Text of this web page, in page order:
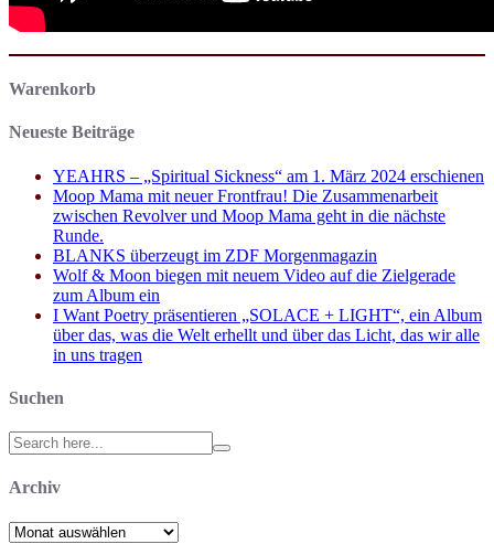
Warenkorb
Neueste Beiträge
YEAHRS – „Spiritual Sickness“ am 1. März 2024 erschienen
Moop Mama mit neuer Frontfrau! Die Zusammenarbeit
zwischen Revolver und Moop Mama geht in die nächste
Runde.
BLANKS überzeugt im ZDF Morgenmagazin
Wolf & Moon biegen mit neuem Video auf die Zielgerade
zum Album ein
I Want Poetry präsentieren „SOLACE + LIGHT“, ein Album
über das, was die Welt erhellt und über das Licht, das wir alle
in uns tragen
Suchen
Search
for:
Archiv
Archiv